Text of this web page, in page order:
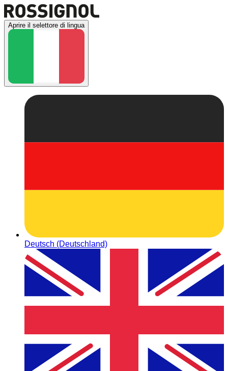
Aprire il selettore di lingua
Deutsch (Deutschland)